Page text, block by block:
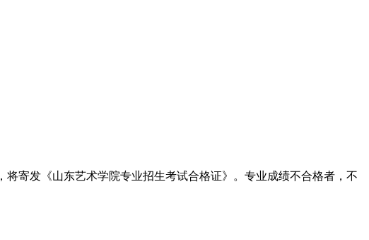
寄发《山东艺术学院专业招生考试合格证》。专业成绩不合格者，不